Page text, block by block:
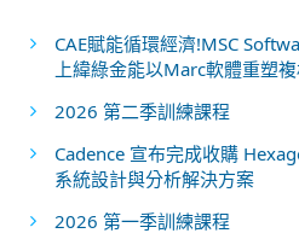
CAE賦能循環經濟!MSC
上緯綠金能以Marc軟體重塑
2026 第二季訓練課程
Cadence 宣布完成收購
系統設計與分析解決方案
2026 第一季訓練課程